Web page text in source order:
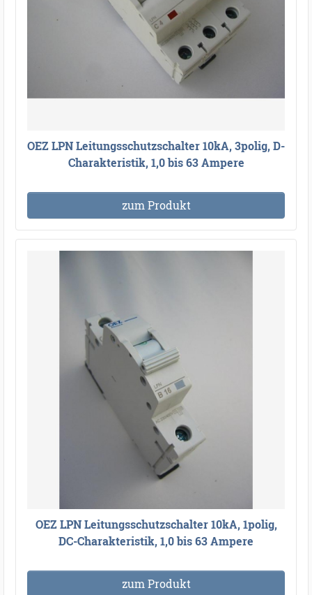
OEZ LPN Leitungsschutzschalter 10kA, 3polig, D-
Charakteristik, 1,0 bis 63 Ampere
zum Produkt
OEZ LPN Leitungsschutzschalter 10kA, 1polig,
DC-Charakteristik, 1,0 bis 63 Ampere
zum Produkt